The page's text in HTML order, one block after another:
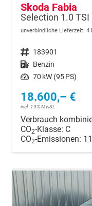
Skoda Fabia
unverbindliche Lieferzeit: 4
Fahrzeugnr. 183901
Kraftstoff Benzin
Leistung 70 kW (95 PS)
18.600,– €
incl. 19% MwSt.
Verbrauch
CO2-Klasse: C
CO2-Emissionen: